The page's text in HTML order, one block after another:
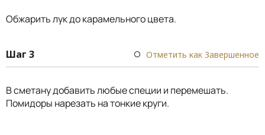
Обжарить лук до карамельного цвета.
Шаг 3 Отметить как Завершенное
В сметану добавить любые специи и перемешать.
Помидоры нарезать на тонкие круги.